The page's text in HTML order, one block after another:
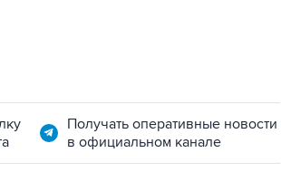
Получать оперативные новости
в официальном канале